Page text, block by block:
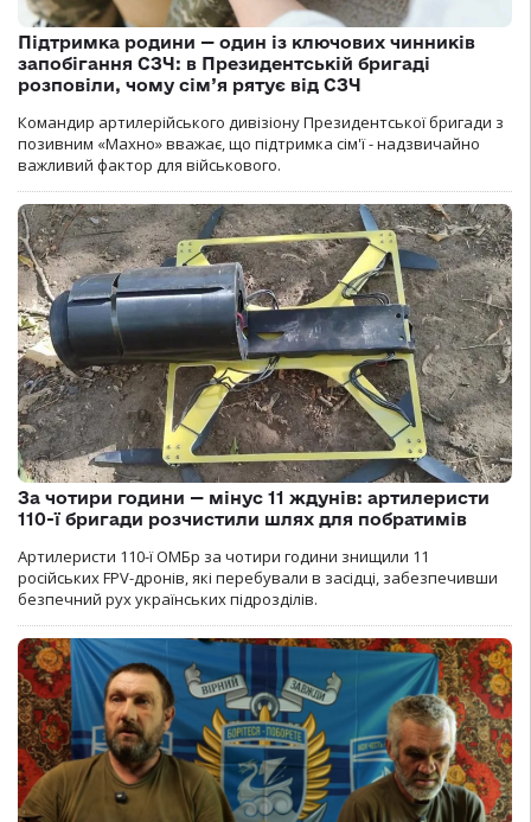
Підтримка родини — один із ключових чинників
запобігання СЗЧ: в Президентській бригаді
розповіли, чому сім’я рятує від СЗЧ
Командир артилерійського дивізіону Президентської бригади з
позивним «Махно» вважає, що підтримка сім'ї - надзвичайно
важливий фактор для військового.
За чотири години — мінус 11 ждунів: артилеристи
110-ї бригади розчистили шлях для побратимів
Артилеристи 110-ї ОМБр за чотири години знищили 11
російських FPV-дронів, які перебували в засідці, забезпечивши
безпечний рух українських підрозділів.